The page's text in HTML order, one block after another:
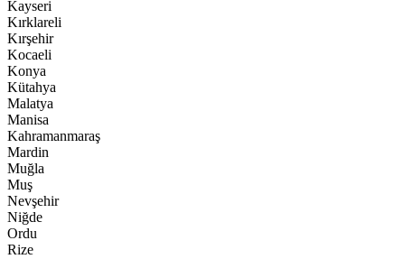
Kayseri
Kırklareli
Kırşehir
Kocaeli
Konya
Kütahya
Malatya
Manisa
Kahramanmaraş
Mardin
Muğla
Muş
Nevşehir
Niğde
Ordu
Rize